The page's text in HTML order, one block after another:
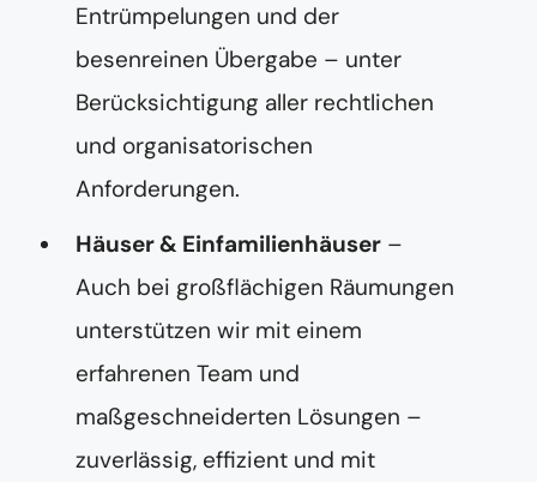
Entrümpelungen und der
besenreinen Übergabe – unter
Berücksichtigung aller rechtlichen
und organisatorischen
Anforderungen.
Häuser & Einfamilienhäuser –
Auch bei großflächigen Räumungen
unterstützen wir mit einem
erfahrenen Team und
maßgeschneiderten Lösungen –
zuverlässig, effizient und mit